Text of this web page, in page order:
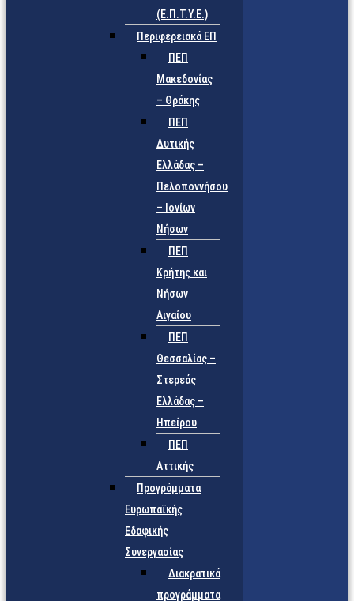
(Ε.Π.Τ.Υ.Ε.)
Περιφερειακά ΕΠ
ΠΕΠ
Μακεδονίας
– Θράκης
ΠΕΠ
Δυτικής
Ελλάδας –
Πελοποννήσου
– Ιονίων
Νήσων
ΠΕΠ
Κρήτης και
Νήσων
Αιγαίου
ΠΕΠ
Θεσσαλίας –
Στερεάς
Ελλάδας –
Ηπείρου
ΠΕΠ
Αττικής
Προγράμματα
Ευρωπαϊκής
Εδαφικής
Συνεργασίας
Διακρατικά
προγράμματα